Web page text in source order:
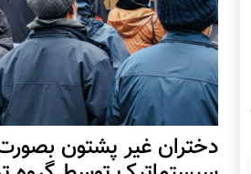
دختران غیر پشتون